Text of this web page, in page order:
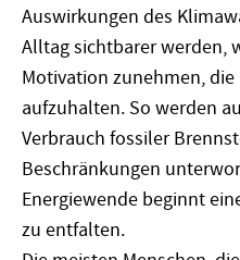
Auswirkungen des
Alltag sichtbarer werden,
Motivation zunehmen,
aufzuhalten. So werden
Verbrauch fossiler
Beschränkungen
Energiewende beginnt
zu entfalten.